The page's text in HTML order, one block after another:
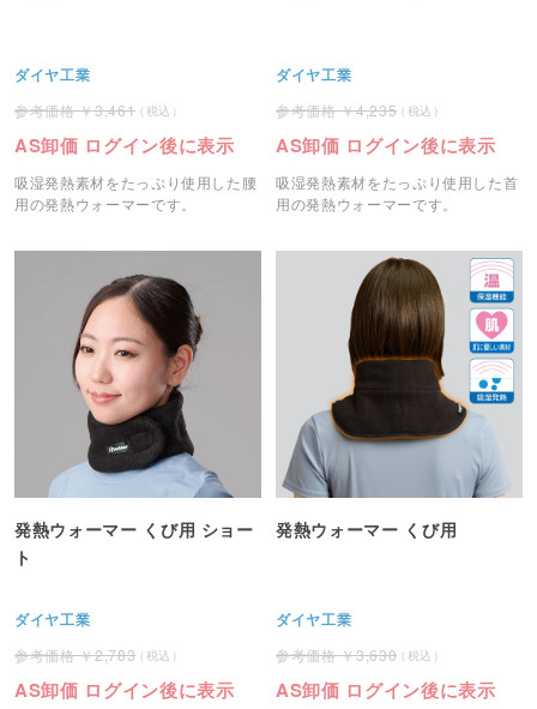
ダイヤ工業
3,461
AS卸価 ログイン後に表示
吸湿発熱素材をたっぷり使用した腰
用の発熱ウォーマーです。
ダイヤ工業
4,235
AS卸価 ログイン後に表示
吸湿発熱素材をたっぷり使用した首
用の発熱ウォーマーです。
発熱ウォーマー くび用 ショー
ト
ダイヤ工業
2,783
AS卸価 ログイン後に表示
発熱ウォーマー くび用
ダイヤ工業
3,630
AS卸価 ログイン後に表示